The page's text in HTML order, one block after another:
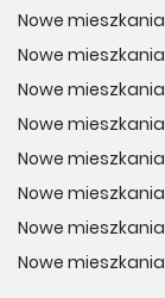
Nowe
Nowe
Nowe
Nowe
Nowe
Nowe
Nowe
Nowe